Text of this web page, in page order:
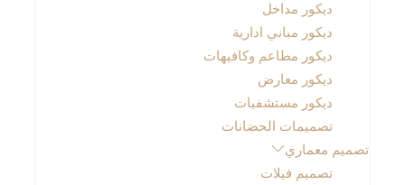
ديكور مداخل
ديكور مباني ادارية
ديكور مطاعم وكافيهات
ديكور معارض
ديكور مستشفيات
تصميمات الحضانات
تصميم معماري
تصميم فيلات